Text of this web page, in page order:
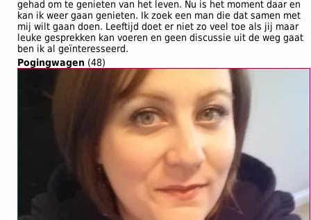
gehad om te genieten van het leven. Nu is het moment daar en
kan ik weer gaan genieten. Ik zoek een man die dat samen met
mij wilt gaan doen. Leeftijd doet er niet zo veel toe als jij maar
leuke gesprekken kan voeren en geen discussie uit de weg gaat
ben ik al geïnteresseerd.
Pogingwagen (48)